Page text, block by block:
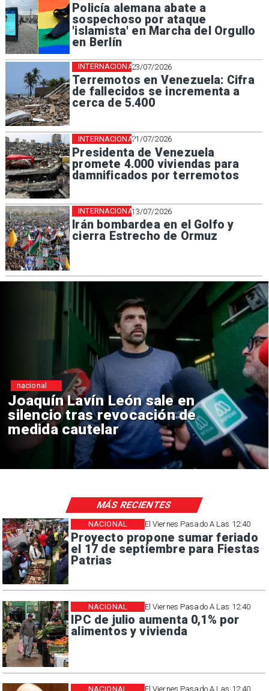
Policía alemana abate a
sospechoso por ataque
'islamista' en Marcha del Orgullo
en Berlín
23/07/2026
Terremotos en Venezuela: Cifra
de fallecidos se incrementa a
cerca de 5.400
INTERNACIONAL
21/07/2026
Presidenta de Venezuela
promete 4.000 viviendas para
damnificados por terremotos
INTERNACIONAL
13/07/2026
Irán bombardea en el Golfo y
cierra Estrecho de Ormuz
INTERNACIONAL
Chile y Venezuela formalizan
reinicio de relaciones
consulares
nacional
El Viernes Pasado A Las 12:40
Proyecto propone sumar feriado
el 17 de septiembre para Fiestas
Patrias
NACIONAL
El Viernes Pasado A Las 12:40
IPC de julio aumenta 0,1% por
alimentos y vivienda
NACIONAL
El Viernes Pasado A Las 12:40
NACIONAL
MÁS RECIENTES